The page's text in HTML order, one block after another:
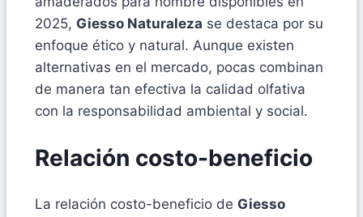
2025, Giesso Naturaleza se destaca por su
enfoque ético y natural. Aunque existen
alternativas en el mercado, pocas combinan
de manera tan efectiva la calidad olfativa
con la responsabilidad ambiental y social.
Relación costo-beneficio
La relación costo-beneficio de Giesso